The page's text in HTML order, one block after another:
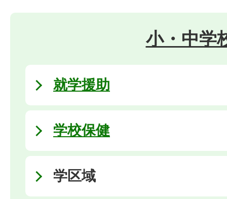
小・中学
就学援助
学校保健
学区域